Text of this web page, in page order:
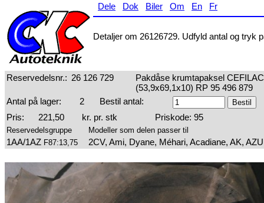
Dele Dok Biler Om En Fr
Detaljer om 26126729. Udfyld antal og tryk
Reservedelsnr.: 26 126 729
Pakdåse krumtapaksel
(53,9x69,1x10) RP 95 496 879
Antal på lager:
2
Bestil antal:
Pris:
221,50 kr. pr. stk Priskode: 95
Reservedelsgruppe Modeller som delen passer til
1AA/1AZ F87:13,75 2CV, Ami, Dyane, Méhari, Acadiane, AK,